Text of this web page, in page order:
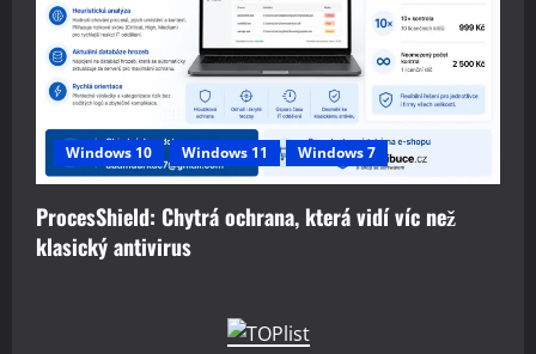
Windows 10 Windows 11 Windows 7
ProcesShield: Chytrá ochrana, která vidí víc než
klasický antivirus